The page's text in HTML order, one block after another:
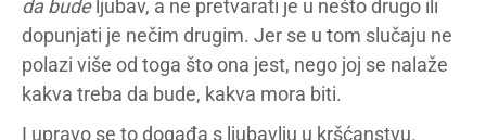
da budeljubav, a ne pretvarati je u nešto drugo ili
dopunjati je nečim drugim. Jer se u tom slučaju ne
polazi više od toga što ona jest, nego joj se nalaže
kakva treba da bude, kakva mora biti.
I upravo se to događa s ljubavlju u kršćanstvu.